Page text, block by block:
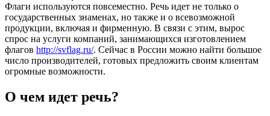
Флаги используются повсеместно. Речь идет не только о
государственных знаменах, но также и о всевозможной
продукции, включая и фирменную. В связи с этим, вырос
спрос на услуги компаний, занимающихся изготовлением
флагов http://svflag.ru/. Сейчас в России можно найти большое
число производителей, готовых предложить своим клиентам
огромные возможности.
О чем идет речь?